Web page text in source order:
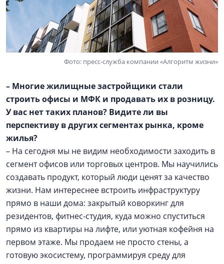
Фото: пресс-служба компании «Алгоритм жизни»
– Многие жилищные застройщики стали
строить офисы и МФК и продавать их в розницу.
У вас нет таких планов? Видите ли вы
перспективу в других сегментах рынка, кроме
жилья?
– На сегодня мы не видим необходимости заходить в
сегмент офисов или торговых центров. Мы научились
создавать продукт, который люди ценят за качество
жизни. Нам интереснее встроить инфраструктуру
прямо в наши дома: закрытый коворкинг для
резидентов, фитнес-студия, куда можно спуститься
прямо из квартиры на лифте, или уютная кофейня на
первом этаже. Мы продаем не просто стены, а
готовую экосистему, программируя среду для